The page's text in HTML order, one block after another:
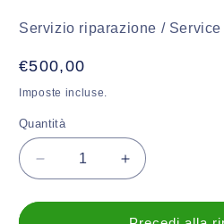
Servizio riparazione /
Prezzo
di
listino
€500,00
Imposte incluse.
Quantità
Diminuisci
quantità
per
Aumenta
quantità
per